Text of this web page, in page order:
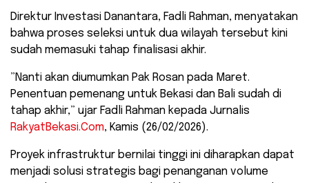
Direktur Investasi Danantara, Fadli Rahman, menyatakan
bahwa proses seleksi untuk dua wilayah tersebut kini
sudah memasuki tahap finalisasi akhir.
​”Nanti akan diumumkan Pak Rosan pada Maret.
Penentuan pemenang untuk Bekasi dan Bali sudah di
tahap akhir,” ujar Fadli Rahman kepada Jurnalis
RakyatBekasi.Com, Kamis (26/02/2026).
​Proyek infrastruktur bernilai tinggi ini diharapkan dapat
menjadi solusi strategis bagi penanganan volume